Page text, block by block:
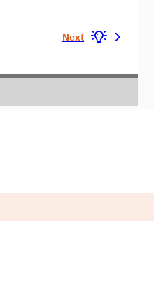
Next